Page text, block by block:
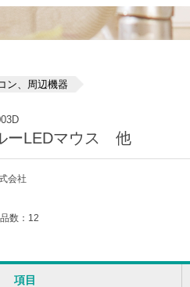
ン、周辺機器
ーLEDマウス 他
会社
：12
項目